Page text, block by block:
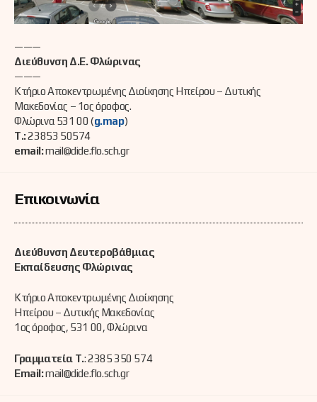
———
Διεύθυνση Δ.Ε. Φλώρινας
———
Κτήριο Αποκεντρωμένης Διοίκησης Ηπείρου – Δυτικής
Μακεδονίας – 1ος όροφος.
Φλώρινα 531 00 (g.map)
Τ.:23853 50574
email:mail@dide.flo.sch.gr
Επικοινωνία
Διεύθυνση Δευτεροβάθμιας
Εκπαίδευσης Φλώρινας
Κτήριο Αποκεντρωμένης Διοίκησης
Ηπείρου – Δυτικής Μακεδονίας
1ος όροφος, 531 00, Φλώρινα
Γραμματεία Τ.: 2385 350 574
Email:mail@dide.flo.sch.gr